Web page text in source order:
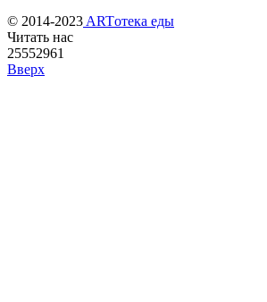
© 2014-2023 ARTотека еды
Читать нас
25552961
Вверх